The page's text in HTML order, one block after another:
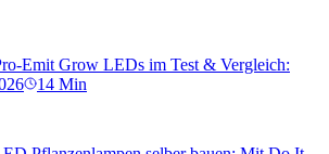
Emit Grow LEDs im Test & Vergleich:
14 Min